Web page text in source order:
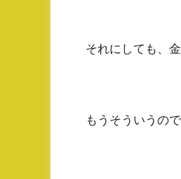
それにしても、
もうそういうの